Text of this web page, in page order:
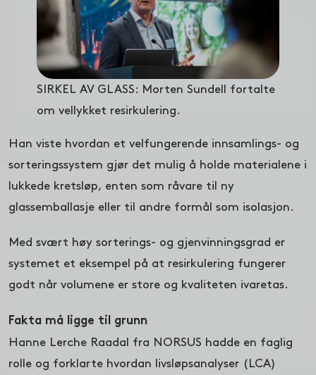
SIRKEL AV GLASS: Morten Sundell fortalte
om vellykket resirkulering.
Han viste hvordan et velfungerende innsamlings- og
sorteringssystem gjør det mulig å holde materialene i
lukkede kretsløp, enten som råvare til ny
glassemballasje eller til andre formål som isolasjon.
Med svært høy sorterings- og gjenvinningsgrad er
systemet et eksempel på at resirkulering fungerer
godt når volumene er store og kvaliteten ivaretas.
Fakta må ligge til grunn
Hanne Lerche Raadal fra NORSUS hadde en faglig
rolle og forklarte hvordan livsløpsanalyser (LCA)